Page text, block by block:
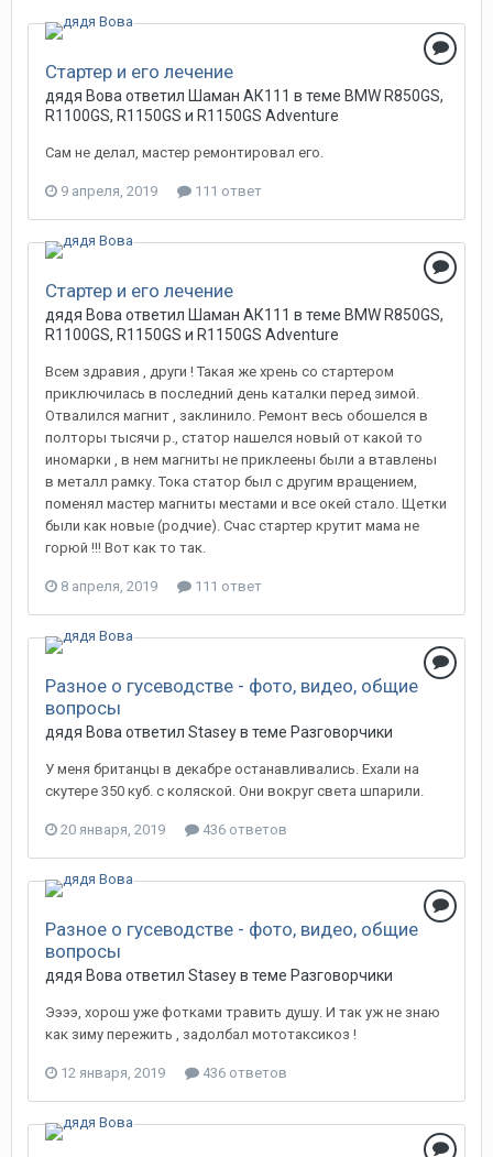
Стартер и его лечение
дядя Вова ответил Шаман АК111 в теме BMW R850GS,
R1100GS, R1150GS и R1150GS Adventure
Сам не делал, мастер ремонтировал его.
9 апреля, 2019 111 ответ
Стартер и его лечение
дядя Вова ответил Шаман АК111 в теме BMW R850GS,
R1100GS, R1150GS и R1150GS Adventure
Всем здравия , други ! Такая же хрень со стартером
приключилась в последний день каталки перед зимой.
Отвалился магнит , заклинило. Ремонт весь обошелся в
полторы тысячи р., статор нашелся новый от какой то
иномарки , в нем магниты не приклеены были а втавлены
в металл рамку. Тока статор был с другим вращением,
поменял мастер магниты местами и все окей стало. Щетки
были как новые (родчие). Счас стартер крутит мама не
горюй !!! Вот как то так.
8 апреля, 2019 111 ответ
Разное о гусеводстве - фото, видео, общие
вопросы
дядя Вова ответил Stasey в теме Разговорчики
У меня британцы в декабре останавливались. Ехали на
скутере 350 куб. с коляской. Они вокруг света шпарили.
20 января, 2019 436 ответов
Разное о гусеводстве - фото, видео, общие
вопросы
дядя Вова ответил Stasey в теме Разговорчики
Ээээ, хорош уже фотками травить душу. И так уж не знаю
как зиму пережить , задолбал мототаксикоз !
12 января, 2019 436 ответов